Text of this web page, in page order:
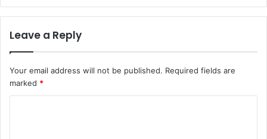
Leave a Reply
Your email address will not be published. Required fields are
marked *